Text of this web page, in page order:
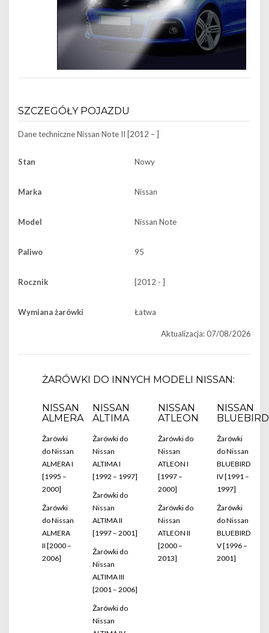
SZCZEGÓŁY POJAZDU
Dane techniczneNissan Note II [2012 – ]
Stan Nowy
Marka Nissan
Model Nissan Note
Paliwo 95
Rocznik [2012 - ]
Wymiana żarówki Łatwa
Aktualizacja: 07/08/2026
ŻARÓWKI DO INNYCH MODELI NISSAN:
NISSAN
ALMERA
Żarówki
do Nissan
ALMERA I
[1995 –
2000]
Żarówki
do Nissan
ALMERA
II [2000 –
2006]
NISSAN
ALTIMA
Żarówki do
Nissan
ALTIMA I
[1992 – 1997]
Żarówki do
Nissan
ALTIMA II
[1997 – 2001]
Żarówki do
Nissan
ALTIMA III
[2001 – 2006]
Żarówki do
Nissan
NISSAN
ATLEON
Żarówki do
Nissan
ATLEON I
[1997 –
2000]
Żarówki do
Nissan
ATLEON II
[2000 –
2013]
NISSAN
BLUEBIRD
Żarówki
do Nissan
BLUEBIRD
IV [1991 –
1997]
Żarówki
do Nissan
BLUEBIRD
V [1996 –
2001]